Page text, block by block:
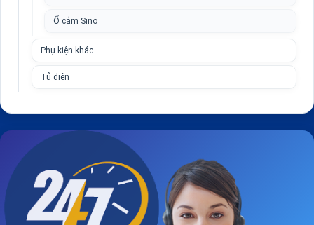
Ổ cắm Sino
Phụ kiện khác
Tủ điện